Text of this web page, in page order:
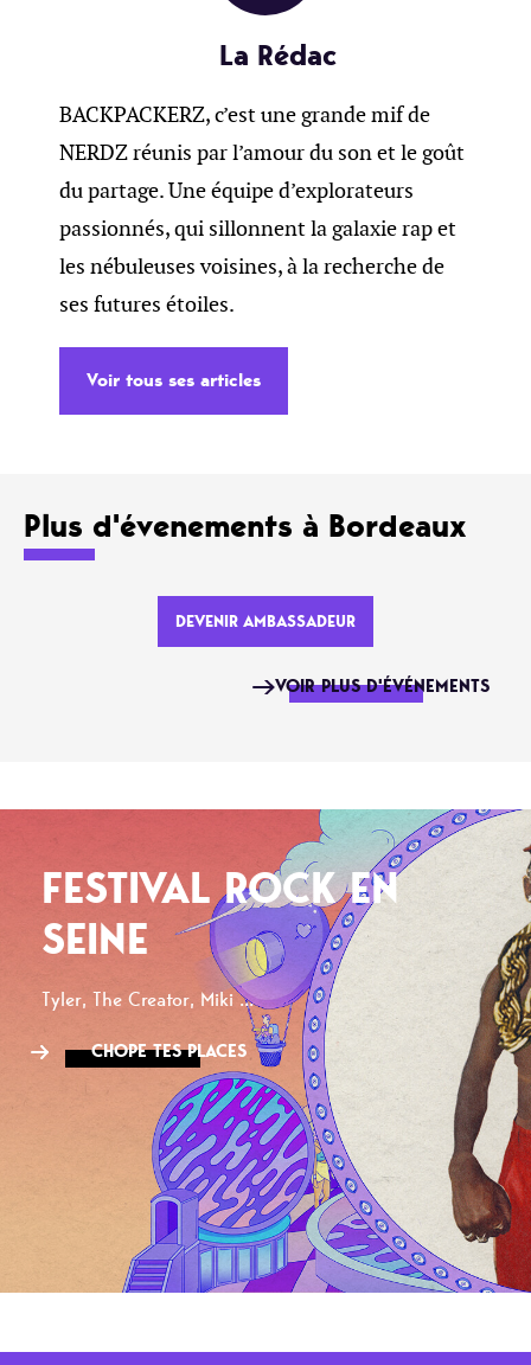
La Rédac
BACKPACKERZ, c’est une grande mif de
NERDZ réunis par l’amour du son et le goût
du partage. Une équipe d’explorateurs
passionnés, qui sillonnent la galaxie rap et
les nébuleuses voisines, à la recherche de
ses futures étoiles.
Voir tous ses articles
Plus d'évenements à Bordeaux
DEVENIR AMBASSADEUR
VOIR PLUS D'ÉVÉNEMENTS
FESTIVAL ROCK EN
SEINE
Tyler, The Creator, Miki ...
CHOPE TES PLACES